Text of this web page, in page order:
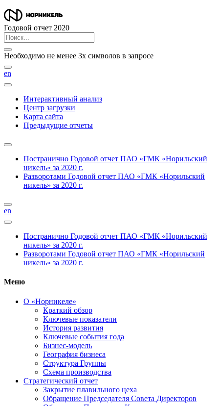
Годовой отчет 2020
Необходимо не менее 3х символов в запросе
en
Интерактивный анализ
Центр загрузки
Карта сайта
Предыдущие отчеты
Постранично Годовой отчет ПАО «ГМК «Норильский
никель» за 2020 г.
Разворотами Годовой отчет ПАО «ГМК «Норильский
никель» за 2020 г.
en
Постранично Годовой отчет ПАО «ГМК «Норильский
никель» за 2020 г.
Разворотами Годовой отчет ПАО «ГМК «Норильский
никель» за 2020 г.
Меню
О «Норникеле»
Краткий обзор
Ключевые показатели
История развития
Ключевые события года
Бизнес-модель
География бизнеса
Структура Группы
Схема производства
Стратегический отчет
Закрытие плавильного цеха
Обращение Председателя Совета Директоров